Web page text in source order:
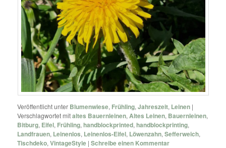
Veröffentlicht unter Blumenwiese, Frühling,Jahreszeit, Leinen |
Verschlagwortet mitaltes Bauernleinen, Altes Leinen, Bauernleinen,
Bitburg, Eifel, Frühling, handblockprinted, handblockprinting,
Landfrauen, Leinenlos, Leinenlos-Eifel, Löwenzahn,Sefferweich,
Tischdeko,VintageStyle |Schreibe einen Kommentar